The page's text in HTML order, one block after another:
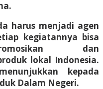
harus menjadi agen
kegiatannya bisa
dan
lokal Indonesia.
kepada
Dalam Negeri.